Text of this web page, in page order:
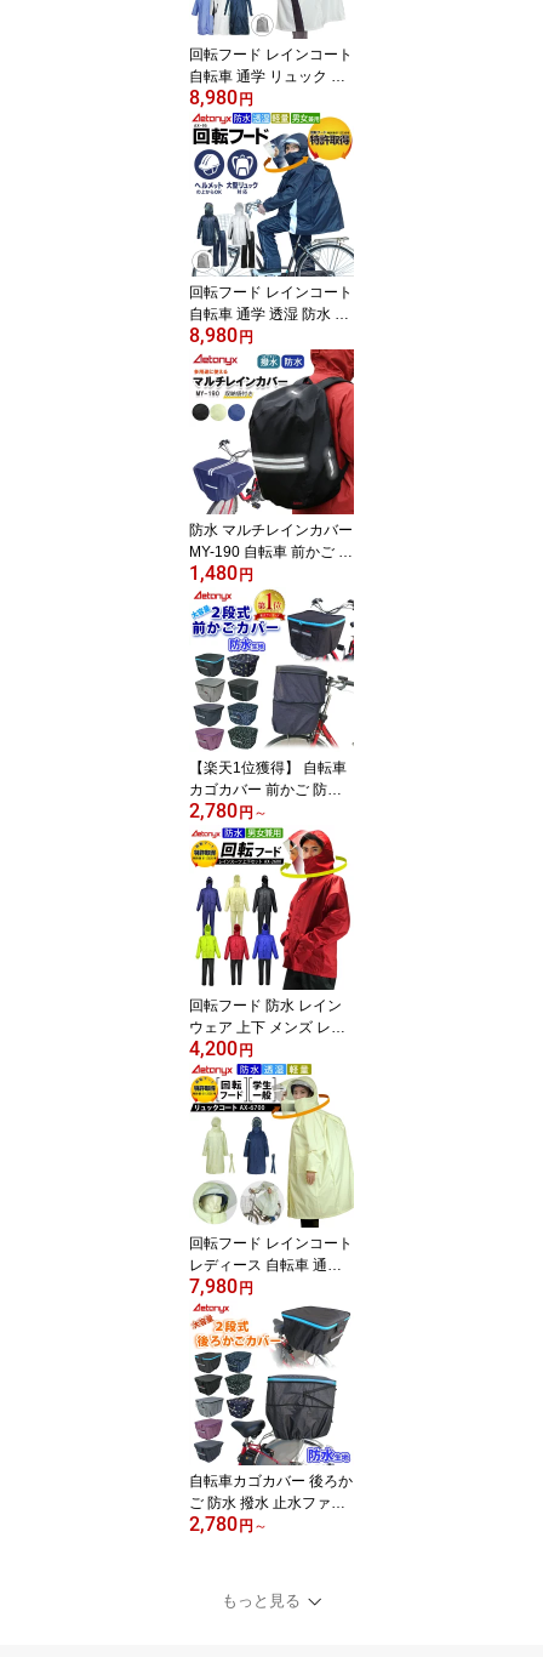
め ax AETONYX 公式 ア
エトニクス
回転フード レインコート
自転車 通学 リュック ヘ
ルメット対応 レディース
メンズ 大きいサイズ AX-
90 透湿 防水 軽量 メッシ
ュ 膝濡れない 女の子 男
の子 男女兼用 レインウ
ェア ロング リュックを
背負ったまま 通学 通勤
学生 カッパ 公式 アエト
ニクス ミヤコート
8,980円
回転フード レインコート
自転車 通学 透湿 防水 カ
ッパ レインウェア 上下
セット リュック対応 AX-
95 大きいサイズ 男女兼
用 軽量 メッシュ 高校生
メンズ レディース セパ
レート 通勤 ジュニア 15
0 160 耐水圧10000 学生
用 公式 アエトニクス ミ
ヤコート
8,980円
防水 マルチレインカバー
MY-190 自転車 前かご 後
かご カゴカバー レイン
カバー かぶせる 多用途
かばん リュック バッグ
荷物 大きい 雨の日 雨除
け 撥水 シンプル 学生 通
学 反射帯 ax AETONYX
恐竜 公式 アエトニクス
1,480円
【楽天1位獲得】 自転車
カゴカバー 前かご 防水
止水ファスナー 容量アッ
プ 二段式 自転車 前カゴ
カバー MY-165 レインカ
バー 大きい レイングッ
ズ 通学 反射帯 雨 パナソ
ニック 電動自転車 ビ
ビ・DX AETONYX 公式
アエトニクス
2,780円 ～
回転フード 防水 レイン
ウェア 上下 メンズ レデ
ィース レインコート 自
転車 AX-2600 男女兼用
総裏メッシュ バイク 釣
り ゴルフ 登山 収納 レイ
ンスーツ レインパンツ
カッパ 雨具 冬 公式 アエ
トニクス ミヤコート
4,200円
回転フード レインコート
レディース 自転車 通学
透湿 防水リュック ヘル
メット対応 AX-6700 リ
ュックコート ロング 軽
量 メッシュ 高校生 カッ
パ 雨具 学生 作業用 公式
アエトニクス ミヤコート
7,980円
自転車カゴカバー 後ろか
ご 防水 撥水 止水ファス
ナー 二段式 自転車 後ろ
アップ レインカバー レ
イングッズ 雨 通勤 通学
2,780円 ～
もっと見る